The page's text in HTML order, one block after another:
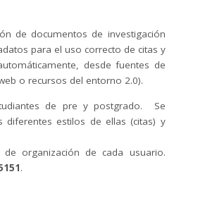
de documentos de investigación
para el uso correcto de citas y
desde fuentes de
o recursos del entorno 2.0).
de pre y postgrado. Se
diferentes estilos de ellas (citas) y
organización de cada usuario.
.